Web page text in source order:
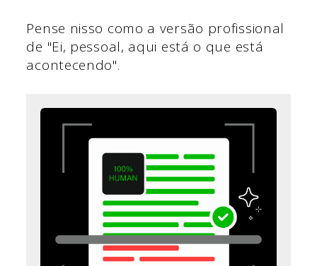
Pense nisso como a versão profissional
de "Ei, pessoal, aqui está o que está
acontecendo".